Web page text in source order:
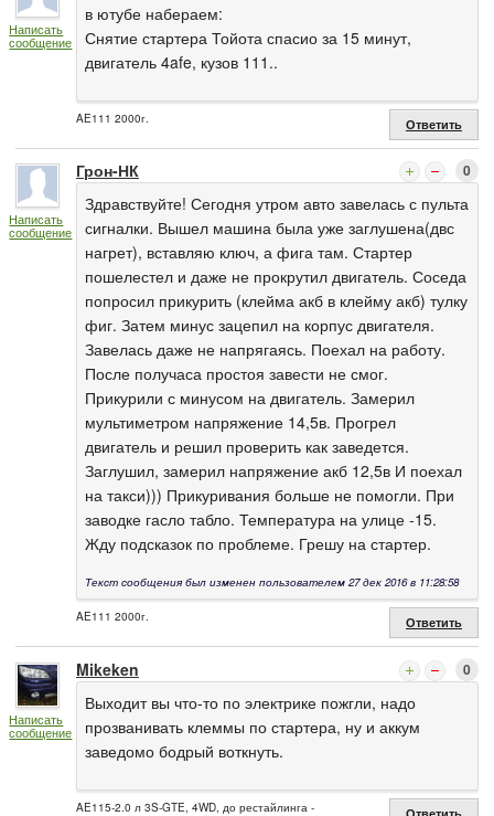
Написать
сообщение
в ютубе набераем:
Снятие стартера Тойота спасио за 15 минут,
двигатель 4afe, кузов 111..
AE111 2000г. Ответить
Написать
сообщение
Грон-НК 0
Здравствуйте! Сегодня утром авто завелась с пульта
сигналки. Вышел машина была уже заглушена(двс
нагрет), вставляю ключ, а фига там. Стартер
пошелестел и даже не прокрутил двигатель. Соседа
попросил прикурить (клейма акб в клейму акб) тулку
фиг. Затем минус зацепил на корпус двигателя.
Завелась даже не напрягаясь. Поехал на работу.
После получаса простоя завести не смог.
Прикурили с минусом на двигатель. Замерил
мультиметром напряжение 14,5в. Прогрел
двигатель и решил проверить как заведется.
Заглушил, замерил напряжение акб 12,5в И поехал
на такси))) Прикуривания больше не помогли. При
заводке гасло табло. Температура на улице -15.
Жду подсказок по проблеме. Грешу на стартер.
Текст сообщения был изменен пользователем 27 дек 2016 в 11:28:58
AE111 2000г. Ответить
Написать
сообщение
Mikeken 0
Выходит вы что-то по электрике пожгли, надо
прозванивать клеммы по стартера, ну и аккум
заведомо бодрый воткнуть.
AE115-2.0 л 3S-GTE, 4WD, до рестайлинга - Ответить